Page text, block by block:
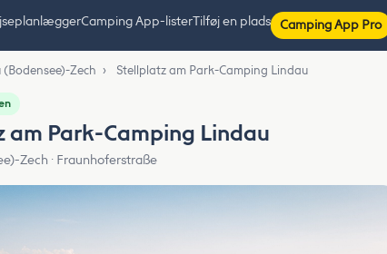
Camping App-listerTilføj en plads Camping App Pro
(Bodensee)-Zech › Stellplatz am Park-Camping Lindau
am Park-Camping Lindau
Zech · Fraunhoferstraße